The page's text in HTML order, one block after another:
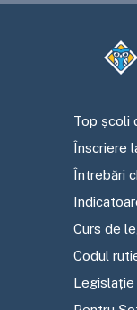
Top școli
Înscriere
Întrebări
Curs de
Codul